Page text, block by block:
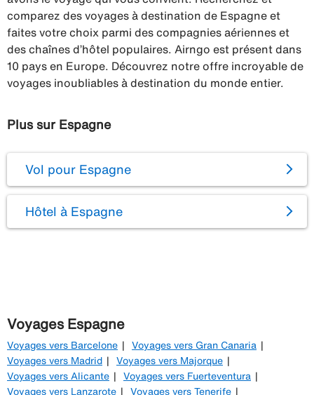
comparez des voyages à destination de Espagne et
faites votre choix parmi des compagnies aériennes et
des chaînes d’hôtel populaires. Airngo est présent dans
10 pays en Europe. Découvrez notre offre incroyable de
voyages inoubliables à destination du monde entier.
Plus sur Espagne
Vol pour Espagne
Hôtel à Espagne
Voyages Espagne
Voyages vers Barcelone
Voyages vers Gran Canaria
Voyages vers Madrid
Voyages vers Majorque
Voyages vers Alicante
Voyages vers Fuerteventura
Voyages vers Lanzarote
Voyages vers Tenerife